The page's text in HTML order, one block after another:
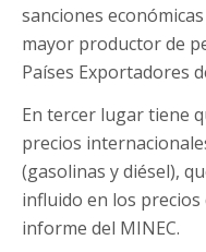
sanciones
mayor productor de
Países Exportadores
En tercer lugar tiene
precios
(gasolinas y diésel),
influido en los precios
informe del MINEC.